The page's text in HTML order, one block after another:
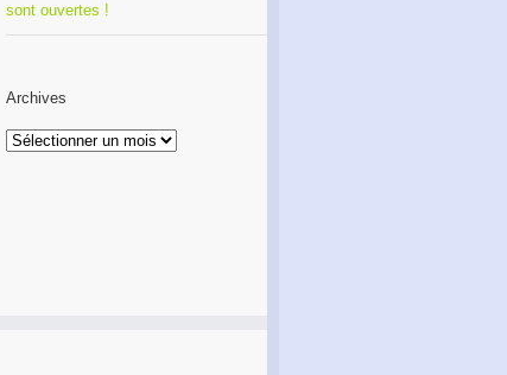
sont ouvertes !
Archives
Archives